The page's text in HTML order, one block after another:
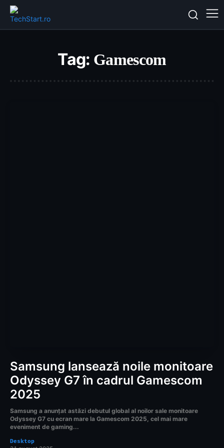
Tag: Gamescom
Samsung lansează noile monitoare
Odyssey G7 în cadrul Gamescom
2025
Samsung a anunțat astăzi debutul global al noilor sale monitoare
Odyssey G7 cu ecran mare la Gamescom 2025, cel mai mare
eveniment de gaming...
Desktop